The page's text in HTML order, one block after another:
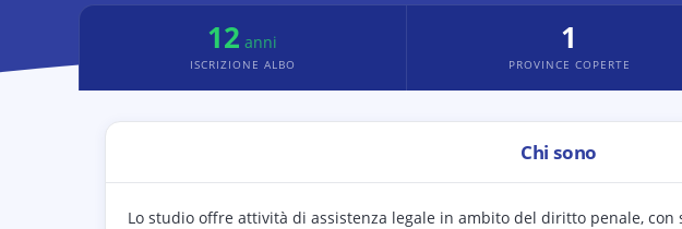
12 anni
ISCRIZIONE ALBO
1
PROVINCE COPERTE
Chi sono
Lo studio offre attività di assistenza legale in ambito del diritto penale,